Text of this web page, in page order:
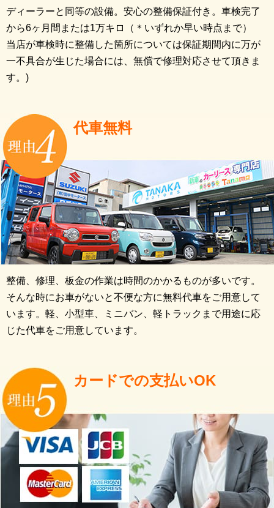
ディーラーと同等の設備。安心の整備保証付き。車検完了
から6ヶ月間または1万キロ（＊いずれか早い時点まで）
当店が車検時に整備した箇所については保証期間内に万が
一不具合が生じた場合には、無償で修理対応させて頂きま
す。)
代車無料
整備、修理、板金の作業は時間のかかるものが多いです。
そんな時にお車がないと不便な方に無料代車をご用意して
います。軽、小型車、ミニバン、軽トラックまで用途に応
じた代車をご用意しています。
カードでの支払いOK